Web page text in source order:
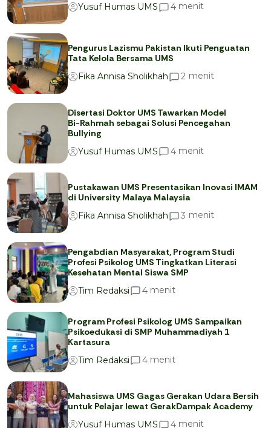
Yusuf Humas UMS
4 menit
Pengurus Lazismu Pakistan Ikuti Penguatan
Tata Kelola Bersama UMS
Fika Annisa Sholikhah
2 menit
Disertasi Doktor UMS Tawarkan Model
Bi-Rahmah sebagai Solusi Pencegahan
Bullying
Yusuf Humas UMS
4 menit
Pustakawan UMS Presentasikan Inovasi IMAM
di University Malaya Malaysia
Fika Annisa Sholikhah
3 menit
Pengabdian Masyarakat, Program Studi
Profesi Psikolog UMS Tingkatkan Literasi
Kesehatan Mental Siswa SMP
Tim Redaksi
4 menit
Program Profesi Psikolog UMS Sampaikan
Psikoedukasi di SMP Muhammadiyah 1
Kartasura
Tim Redaksi
4 menit
Mahasiswa UMS Gagas Gerakan Udara Bersih
untuk Pelajar lewat GerakDampak Academy
Yusuf Humas UMS
4 menit